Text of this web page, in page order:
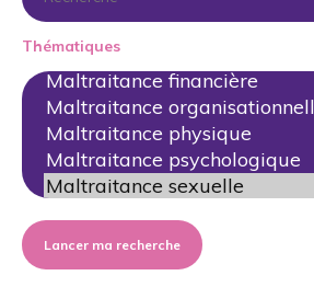
Thématiques
Lancer ma recherche